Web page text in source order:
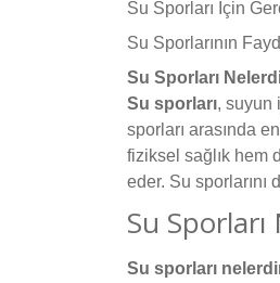
Su Sporları İçin
Su Sporlarının
Su Sporları
Su sporları, suyun
sporları arasında
fiziksel sağlık hem
eder. Su
Su
Su sporları